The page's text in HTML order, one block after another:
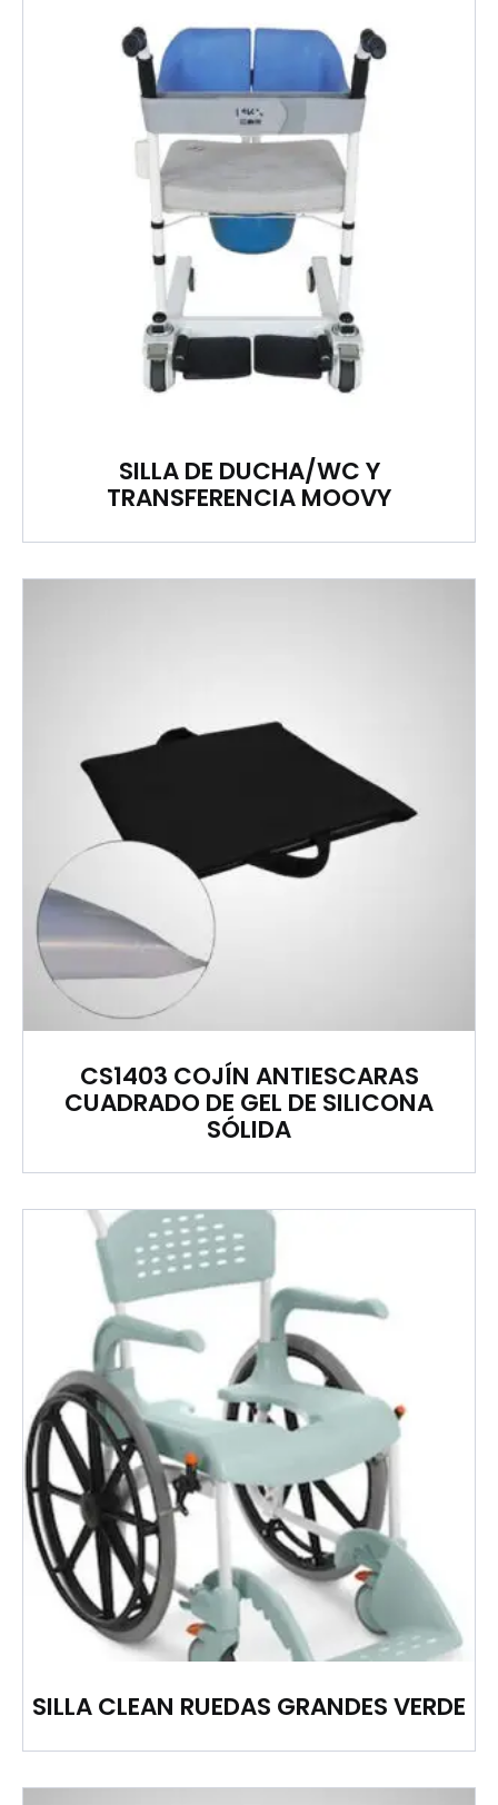
SILLA DE DUCHA/WC Y
TRANSFERENCIA MOOVY
CS1403 COJÍN ANTIESCARAS
CUADRADO DE GEL DE SILICONA
SÓLIDA
SILLA CLEAN RUEDAS GRANDES VERDE